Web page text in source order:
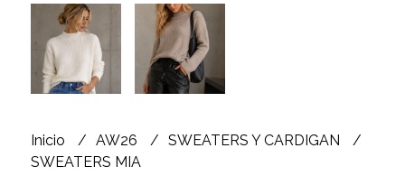
Inicio AW26
SWEATERS Y CARDIGAN
SWEATERS MIA